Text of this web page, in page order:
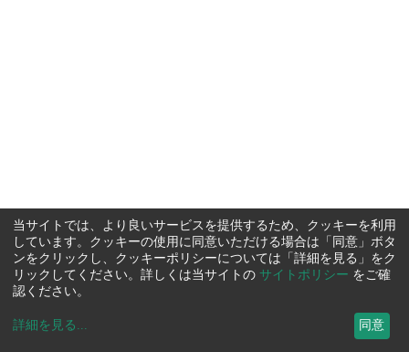
当サイトでは、より良いサービスを提供するため、クッキーを利用
しています。クッキーの使用に同意いただける場合は「同意」ボタ
ンをクリックし、クッキーポリシーについては「詳細を見る」をク
リックしてください。詳しくは当サイトの サイトポリシー をご確
認ください。
詳細を見る ... 同意